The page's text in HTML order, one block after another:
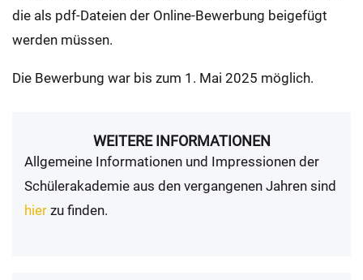
die als pdf-Dateien der Online-Bewerbung beigefügt
werden müssen.
Die Bewerbung war bis zum 1. Mai 2025 möglich.
WEITERE INFORMATIONEN
Allgemeine Informationen und Impressionen der
Schülerakademie aus den vergangenen Jahren sind
hier zu finden.